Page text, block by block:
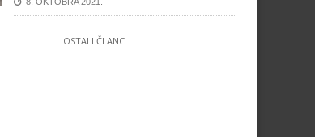
OSTALI ČLANCI